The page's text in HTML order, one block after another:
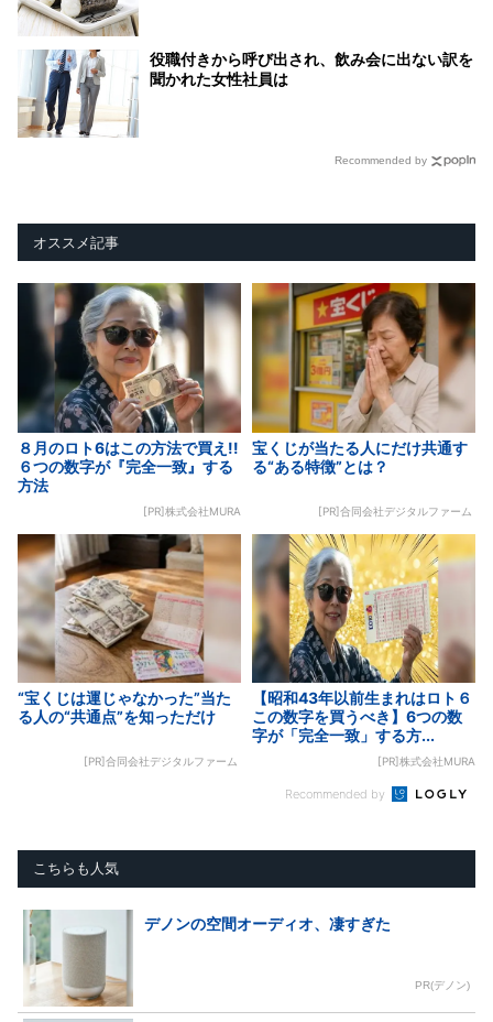
役職付きから呼び出され、飲み会に出ない訳を
聞かれた女性社員は
Recommended by
オススメ記事
８月のロト6はこの方法で買え!!
６つの数字が『完全一致』する
方法
[PR]株式会社MURA
宝くじが当たる人にだけ共通す
る“ある特徴”とは？
[PR]合同会社デジタルファーム
“宝くじは運じゃなかった”当た
る人の“共通点”を知っただけ
[PR]合同会社デジタルファーム
【昭和43年以前生まれはロト６
この数字を買うべき】6つの数
字が「完全一致」する方...
[PR]株式会社MURA
Recommended by
こちらも人気
デノンの空間オーディオ、凄すぎた
PR(デノン)